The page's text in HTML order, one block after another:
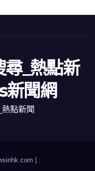
尋_熱點新
聞網
點新聞
|